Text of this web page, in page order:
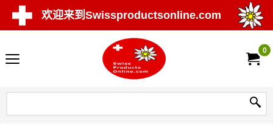
欢迎来到Swissproductsonline.com
0